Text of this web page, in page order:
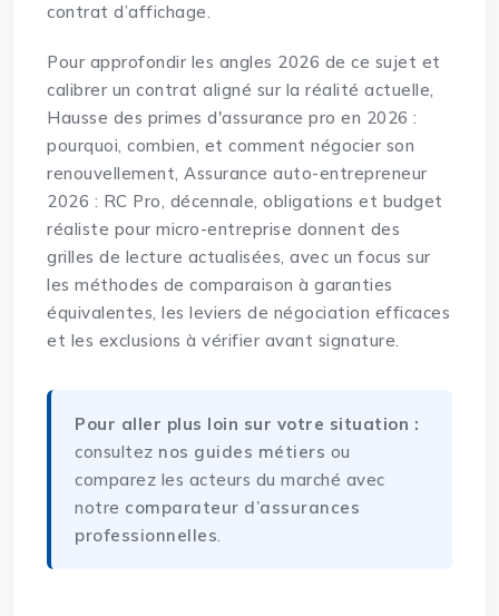
contrat d’affichage.
Pour approfondir les angles 2026 de ce sujet et
calibrer un contrat aligné sur la réalité actuelle,
Hausse des primes d'assurance pro en 2026 :
pourquoi, combien, et comment négocier son
renouvellement,Assurance auto-entrepreneur
2026 : RC Pro, décennale, obligations et budget
réaliste pour micro-entreprise donnent des
grilles de lecture actualisées, avec un focus sur
les méthodes de comparaison à garanties
équivalentes, les leviers de négociation efficaces
et les exclusions à vérifier avant signature.
Pour aller plus loin sur votre situation :
consultez nos guides métiers ou
comparez les acteurs du marché avec
notre comparateur d’assurances
professionnelles.